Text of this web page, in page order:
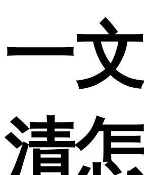
一
清